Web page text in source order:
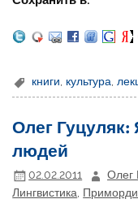
книги культура
Олег
людей
02.02.2011 Олег
Лингвистика